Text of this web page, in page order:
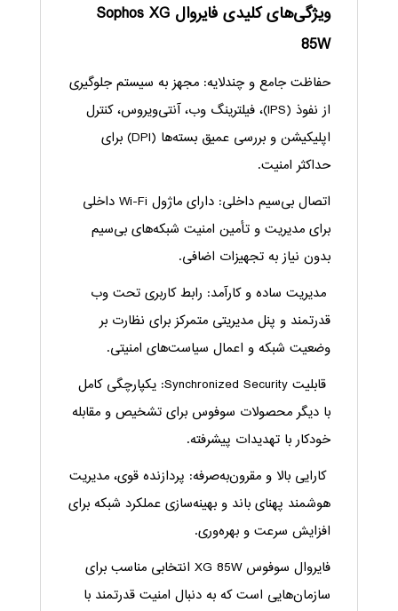
ویژگی‌های کلیدی فایروال Sophos XG
85W
حفاظت جامع و چندلایه: مجهز به سیستم جلوگیری
از نفوذ (IPS)، فیلترینگ وب، آنتی‌ویروس، کنترل
اپلیکیشن و بررسی عمیق بسته‌ها (DPI) برای
حداکثر امنیت.
اتصال بی‌سیم داخلی: دارای ماژول Wi-Fi داخلی
برای مدیریت و تأمین امنیت شبکه‌های بی‌سیم
بدون نیاز به تجهیزات اضافی.
مدیریت ساده و کارآمد: رابط کاربری تحت وب
قدرتمند و پنل مدیریتی متمرکز برای نظارت بر
وضعیت شبکه و اعمال سیاست‌های امنیتی.
قابلیت Synchronized Security: یکپارچگی کامل
با دیگر محصولات سوفوس برای تشخیص و مقابله
خودکار با تهدیدات پیشرفته.
کارایی بالا و مقرون‌به‌صرفه: پردازنده قوی، مدیریت
هوشمند پهنای باند و بهینه‌سازی عملکرد شبکه برای
افزایش سرعت و بهره‌وری.
فایروال سوفوس XG 85W انتخابی مناسب برای
سازمان‌هایی است که به دنبال امنیت قدرتمند با